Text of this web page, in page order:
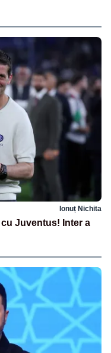
Ionuț Nichita
Juventus! Inter a